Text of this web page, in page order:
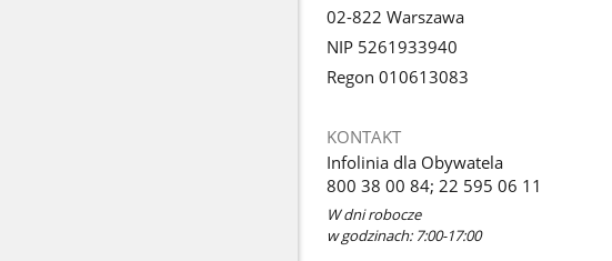
02-822 Warszawa
NIP 5261933940
Regon 010613083
KONTAKT
Infolinia dla Obywatela
800 38 00 84; 22 595 06 11
W dni robocze
w godzinach: 7:00-17:00